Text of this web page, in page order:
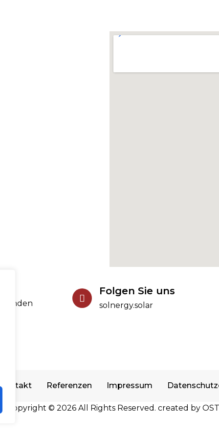
Folgen Sie uns
solnergy.solar
Referenzen Impressum
Copyright © 2026 All Rights Reserved. created by